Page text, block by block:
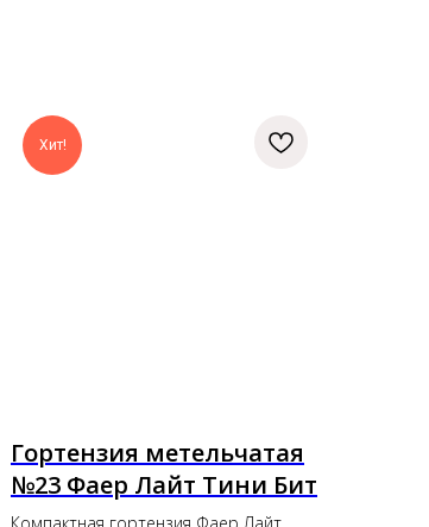
Хит!
Гортензия метельчатая
№23 Фаер Лайт Тини Бит
Компактная гортензия Фаер Лайт